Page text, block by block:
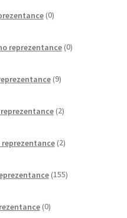
0izdelkov
reprezentance 0izdelkov
9izdelkov
2izdelka
2izdelka
155izdelkov
0izdelkov